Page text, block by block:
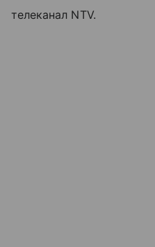
телеканал NTV.